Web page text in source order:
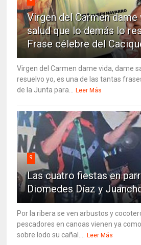
Virgen del Carmen dame
salud que lo demás lo
Frase célebre del
Virgen del Carmen dame vida, dame
resuelvo yo, es una de las tantas
de la Junta para...
Leer Más
9
Las cuatro fiestas en
Diomedes Díaz y
Por la ribera se ven arbustos y
pescadores en canoas vienen ya
sobre lodo su cañal....
Leer Más